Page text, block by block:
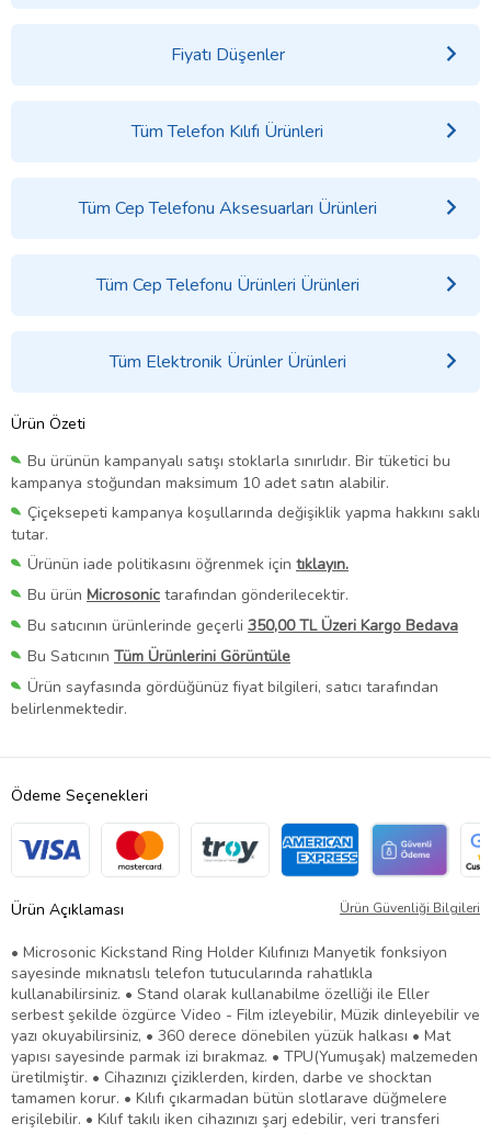
Fiyatı Düşenler
Tüm Telefon Kılıfı Ürünleri
Tüm Cep Telefonu Aksesuarları Ürünleri
Tüm Cep Telefonu Ürünleri Ürünleri
Tüm Elektronik Ürünler Ürünleri
Ürün Özeti
Bu ürünün kampanyalı satışı stoklarla sınırlıdır. Bir tüketici bu
kampanya stoğundan maksimum 10 adet satın alabilir.
Çiçeksepeti kampanya koşullarında değişiklik yapma hakkını saklı
tutar.
Ürünün iade politikasını öğrenmek için tıklayın.
Bu ürün Microsonic tarafından gönderilecektir.
Bu satıcının ürünlerinde geçerli 350,00 TL Üzeri Kargo Bedava
Bu Satıcının Tüm Ürünlerini Görüntüle
Ürün sayfasında gördüğünüz fiyat bilgileri, satıcı tarafından
belirlenmektedir.
Ödeme Seçenekleri
Ürün Açıklaması Ürün Güvenliği Bilgileri
• Microsonic Kickstand Ring Holder Kılıfınızı Manyetik fonksiyon
sayesinde mıknatıslı telefon tutucularında rahatlıkla
kullanabilirsiniz. • Stand olarak kullanabilme özelliği ile Eller
serbest şekilde özgürce Video - Film izleyebilir, Müzik dinleyebilir ve
yazı okuyabilirsiniz, • 360 derece dönebilen yüzük halkası • Mat
yapısı sayesinde parmak izi bırakmaz. • TPU(Yumuşak) malzemeden
üretilmiştir. • Cihazınızı çiziklerden, kirden, darbe ve shocktan
tamamen korur. • Kılıfı çıkarmadan bütün slotlarave düğmelere
erişilebilir. • Kılıf takılı iken cihazınızı şarj edebilir, veri transferi